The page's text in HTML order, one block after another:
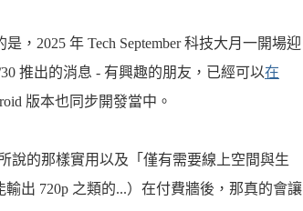
是，2025 年 Tech September 科技大月一開場迎
推出的消息 - 有興趣的朋友，已經可以在
版本也同步開發當中。
說的那樣實用以及「僅有需要線上空間與生
出 720p 之類的...）在付費牆後，那真的會讓